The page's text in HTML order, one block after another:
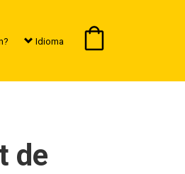
Idioma
de